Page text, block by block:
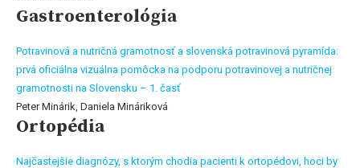
Gastroenterológia
Potravinová a nutričná gramotnosť a slovenská potravinová pyramída:
prvá oficiálna vizuálna pomôcka na podporu potravinovej a nutričnej
gramotnosti na Slovensku – 1. časť
Peter Minárik, Daniela Mináriková
Ortopédia
Najčastejšie diagnózy, s ktorým chodia pacienti k ortopédovi, hoci by